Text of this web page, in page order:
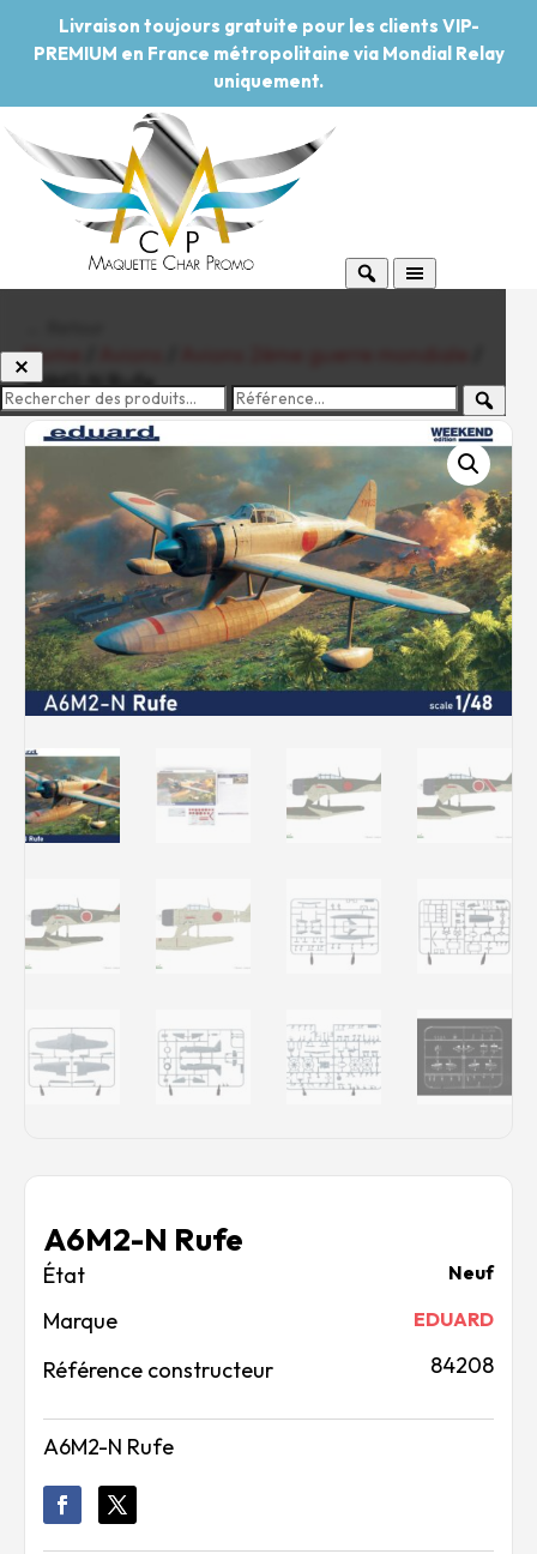
Livraison toujours gratuite pour les clients VIP-
PREMIUM en France métropolitaine via Mondial Relay
uniquement.
-20%Pouvoir d'achat
Rechercher des produits...
Mon panier0
0,00€
Connexion / Inscription
Véhicules
Avions
Bateaux
Trains
Figurines
Peintures
Puzzles
Carte cadeau
Maquette par marque
Home
A6M2-N Rufe
A6M2-N Rufe
Neuf
Marque EDUARD
Référence constructeur 84208
A6M2-N Rufe